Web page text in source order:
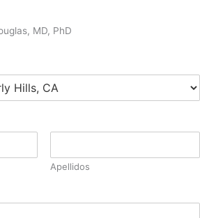
MD, PhD
Apellidos